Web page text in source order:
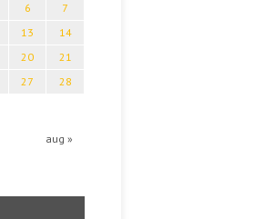
aug »
6
7
13
14
20
21
27
28